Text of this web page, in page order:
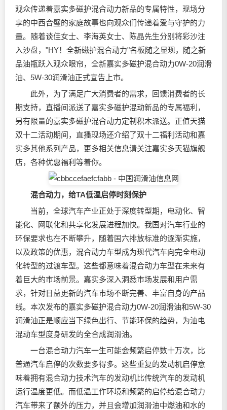
观众传递着嘉实多磁护混合动力新品的专属特性，现场分
享的中西合璧的家庭故事也向观众们传递着爱与守护的力
量。随着谈佳女士、李海英女士、陈晶先生分别将彩沙注
入沙盘，"HY！全新磁护混合动力"名板随之显现，随之新
品油瓶跃入观众眼帘，全新嘉实多磁护混合动力0W-20润滑
油、5W-30润滑油正式宣告上市。
此外，为了满足广大消费者的需求，回馈消费者的长
期支持，直播间派送了嘉实多磁护混动新品的专属福利，
另有限量的嘉实多磁护混合动力定制积木派送。正值天猫
双十二活动期间，直播现场还介绍了双十二福利活动和嘉
实多其他系列产品，更多相关信息请关注嘉实多天猫旗舰
店，各种优惠福利等着你。
混合动力，给TA低温启停时刻保护
当前，全球汽车产业正处于深度转型期，电动化、智
能化、网联化和共享化发展进程加快。我国对汽车行业的
环保要求也在不断攀升，随着国六排放标准的逐渐实施，
以及政策的优惠，混合动力车型成为现代汽车向完全电动
化转型的过渡车型。这些都意味着混合动力车型在未来有
着巨大的市场前景。嘉实多深入洞悉市场发展和用户需
求，针对日益更新的汽车市场不断完善、丰富自身的产品
线。本次发布的嘉实多磁护混合动力0W-20润滑油和5W-30
润滑油正是顺应当下绿色出行、节能环保的趋势，为油电
混动车型度身研发的全合成润滑油。
一台混合动力汽车一生可能会频繁启停数十万次，比
普通汽车启停的次数要多得多。这些重复的发动机启停意
味着拥有混合动力技术汽车的发动机比传统汽车的发动机
运行温度更低。而低温工作环境和频繁的启停给混合动力
汽车带来了额外的压力，并且会增加润滑油中燃油和水的